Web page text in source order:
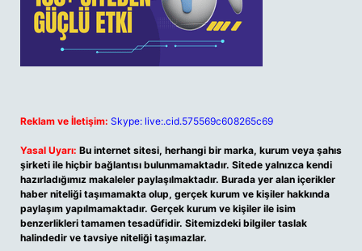
Reklam ve İletişim: Skype: live:.cid.575569c608265c69
Yasal Uyarı: Bu internet sitesi, herhangi bir marka, kurum veya şahıs
şirketi ile hiçbir bağlantısı bulunmamaktadır. Sitede yalnızca kendi
hazırladığımız makaleler paylaşılmaktadır. Burada yer alan içerikler
haber niteliği taşımamakta olup, gerçek kurum ve kişiler hakkında
paylaşım yapılmamaktadır. Gerçek kurum ve kişiler ile isim
benzerlikleri tamamen tesadüfidir. Sitemizdeki bilgiler taslak
halindedir ve tavsiye niteliği taşımazlar.